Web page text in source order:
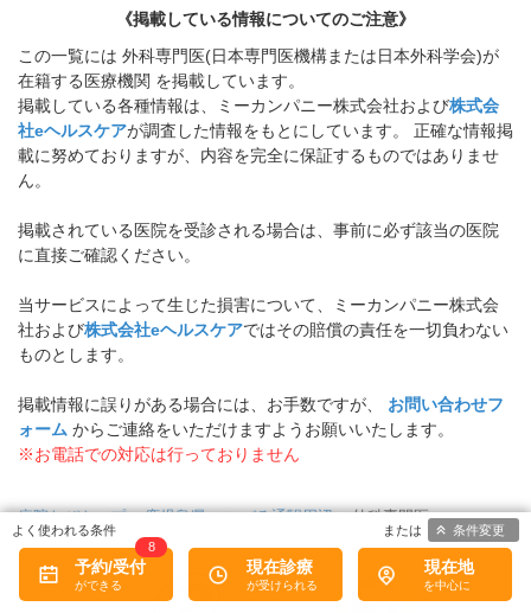
《掲載している情報についてのご注意》
この一覧には 外科専門医(日本専門医機構または日本外科学会)が
在籍する医療機関 を掲載しています。
掲載している各種情報は、ミーカンパニー株式会社および株式会
社eヘルスケアが調査した情報をもとにしています。 正確な情報掲
載に努めておりますが、内容を完全に保証するものではありませ
ん。
掲載されている医院を受診される場合は、事前に必ず該当の医院
に直接ご確認ください。
当サービスによって生じた損害について、ミーカンパニー株式会
社および株式会社eヘルスケアではその賠償の責任を一切負わない
ものとします。
掲載情報に誤りがある場合には、お手数ですが、 お問い合わせフ
ォーム からご連絡をいただけますようお願いいたします。
※お電話での対応は行っておりません
病院なびトップ>鹿児島県>いづろ通駅周辺>外科専門医
予約/受付
8
現在診療 現在地
条件変更